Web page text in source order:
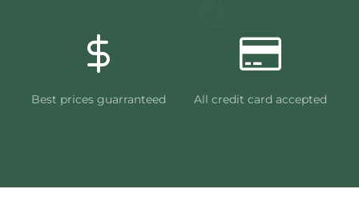
Best prices guarranteed All credit card accepted